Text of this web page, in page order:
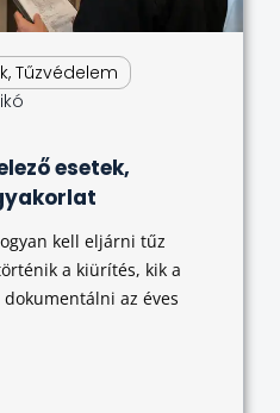
, Tűzvédelem
esetek,
kell eljárni tűz
a kiürítés, kik a
az éves